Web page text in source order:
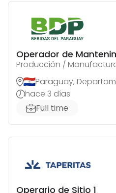
Operador de
Producción /
hace 3 días
Full time
Operario de Sitio 1